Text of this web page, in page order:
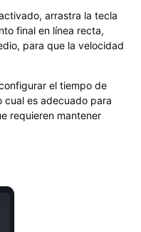
arrastra la tecla
final en línea recta,
para que la velocidad
el tiempo de
cual es adecuado para
requieren mantener